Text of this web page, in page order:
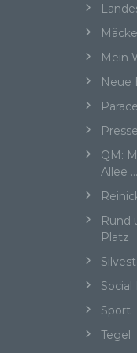
Mein
Neue
QM:
Allee …
Rund
Platz
Social
Sport
Tegel
b)